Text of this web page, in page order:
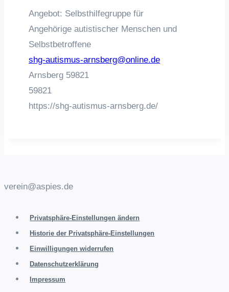
Angebot: Selbsthilfegruppe für
Angehörige autistischer Menschen und
Selbstbetroffene
shg-autismus-arnsberg@online.de
Arnsberg 59821
59821
https://shg-autismus-arnsberg.de/
verein@aspies.de
Privatsphäre-Einstellungen ändern
Historie der Privatsphäre-Einstellungen
Einwilligungen widerrufen
Datenschutzerklärung
Impressum